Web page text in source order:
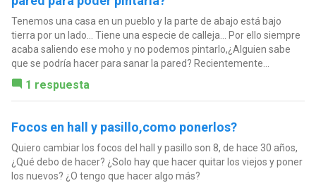
Tenemos una casa en un pueblo y la parte de abajo está bajo
tierra por un lado... Tiene una especie de calleja... Por ello siempre
acaba saliendo ese moho y no podemos pintarlo,¿Alguien sabe
que se podría hacer para sanar la pared? Recientemente...
1 respuesta
Focos en hall y pasillo,como ponerlos?
Quiero cambiar los focos del hall y pasillo son 8, de hace 30 años,
¿Qué debo de hacer? ¿Solo hay que hacer quitar los viejos y poner
los nuevos? ¿O tengo que hacer algo más?